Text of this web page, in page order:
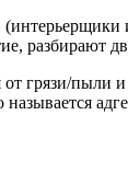
разбирают
грязи/пыли